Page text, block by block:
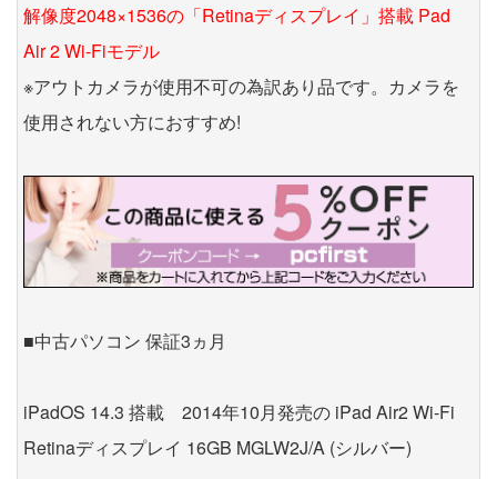
解像度2048×1536の「Retinaディスプレイ」搭載 Pad
Air 2 Wi-Fiモデル
※アウトカメラが使用不可の為訳あり品です。カメラを
使用されない方におすすめ!
■中古パソコン 保証3ヵ月
iPadOS 14.3 搭載 2014年10月発売の iPad Air2 Wi-Fi
Retinaディスプレイ 16GB MGLW2J/A (シルバー)